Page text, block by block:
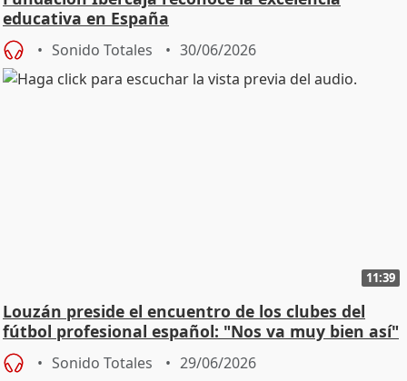
educativa en España
Sonido Totales 30/06/2026
11:39
Louzán preside el encuentro de los clubes del
fútbol profesional español: "Nos va muy bien así"
Sonido Totales 29/06/2026